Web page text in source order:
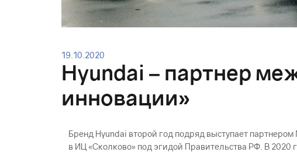
19.10.2020
Hyundai – партнер
инновации»
Бренд Hyundai второй год подряд выступает
в ИЦ «Сколково» под эгидой Правительства РФ. В 2020